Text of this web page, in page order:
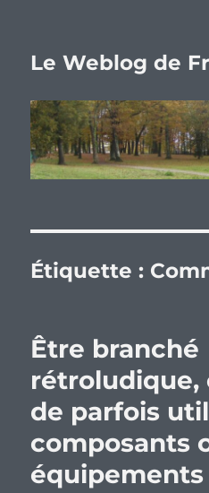
Le Weblog de
Étiquette :
Être branché
rétroludique,
de parfois
composants